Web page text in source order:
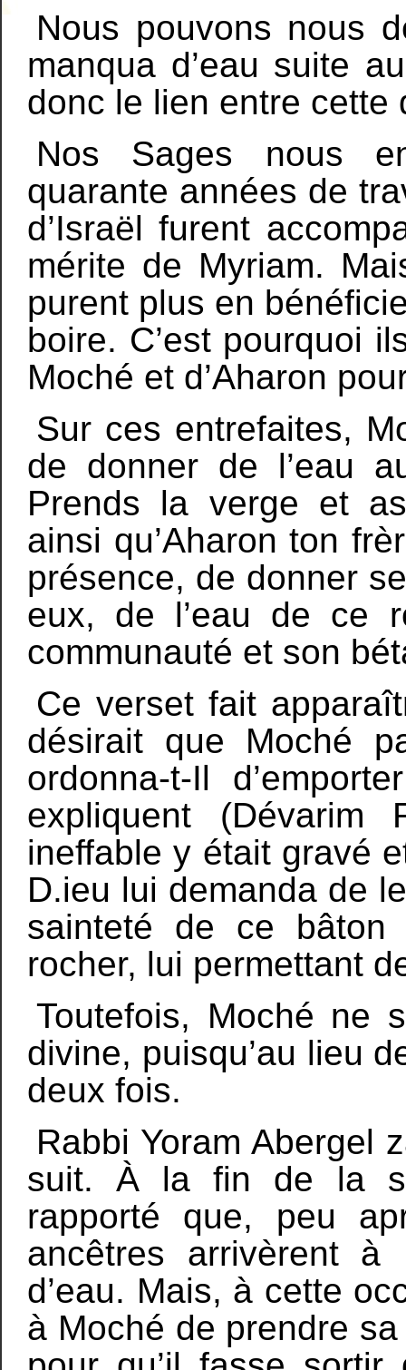
Nous pouvons nous
manqua d’eau suite
donc le lien entre cette
Nos Sages nous
quarante années de
d’Israël furent
mérite de Myriam.
purent plus en
boire. C’est pourquoi
Moché et d’Aharon
Sur ces entrefaites,
de donner de l’eau
Prends la verge et
ainsi qu’Aharon ton
présence, de donner
eux, de l’eau de ce
communauté et son
Ce verset fait
désirait que Moché
ordonna-t-Il
expliquent
ineffable y était gravé
D.ieu lui demanda de
sainteté de ce
rocher, lui permettant
Toutefois, Moché ne
divine, puisqu’au lieu
deux fois.
Rabbi Yoram Abergel
suit. À la fin de la
rapporté que, peu
ancêtres arrivèrent à
d’eau. Mais, à cette
à Moché de prendre